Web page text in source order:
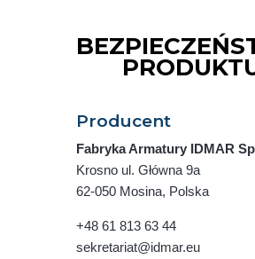
Producent
Fabryka Armatury IDMAR
Krosno ul. Główna 9a
62-050 Mosina, Polska
+48 61 813 63 44
sekretariat@idmar.eu